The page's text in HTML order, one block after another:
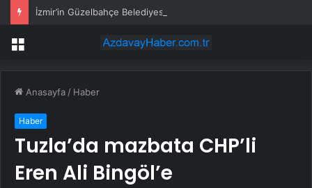
Menü
Anasayfa / Haber
Haber
Tuzla’da mazbata CHP’li
Eren Ali Bingöl’e